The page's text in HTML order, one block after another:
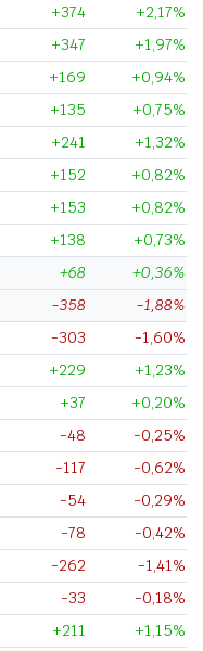
+374
+2,17%
+347
+1,97%
+169
+0,94%
+135
+0,75%
+241
+1,32%
+152
+0,82%
+153
+0,82%
+138
+0,73%
+68
+0,36%
-358
-1,88%
-303
-1,60%
+229
+1,23%
+37
+0,20%
-48
-0,25%
-117
-0,62%
-54
-0,29%
-78
-0,42%
-262
-1,41%
-33 -0,18%
+211
+1,15%